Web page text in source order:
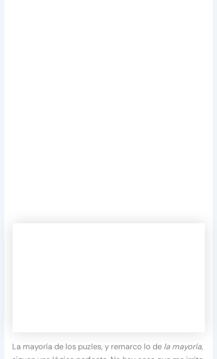
La mayoría de los puzles, y remarco lo de la mayoría,